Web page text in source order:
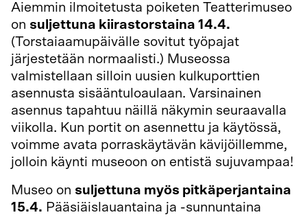
Aiemmin ilmoitetusta poiketen Teatterimuseo
on suljettuna kiirastorstaina 14.4.
(Torstaiaamupäivälle sovitut työpajat
järjestetään normaalisti.) Museossa
valmistellaan silloin uusien kulkuporttien
asennusta sisääntuloaulaan. Varsinainen
asennus tapahtuu näillä näkymin seuraavalla
viikolla. Kun portit on asennettu ja käytössä,
voimme avata porraskäytävän kävijöillemme,
jolloin käynti museoon on entistä sujuvampaa!
Museo on suljettuna myös pitkäperjantaina
15.4. Pääsiäislauantaina ja -sunnuntaina